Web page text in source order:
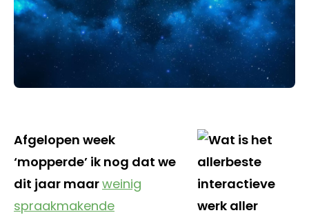
Afgelopen week
‘mopperde’ ik nog dat we
dit jaar maarweinig
spraakmakende